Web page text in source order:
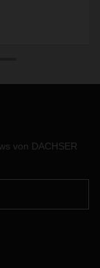
von DACHSER